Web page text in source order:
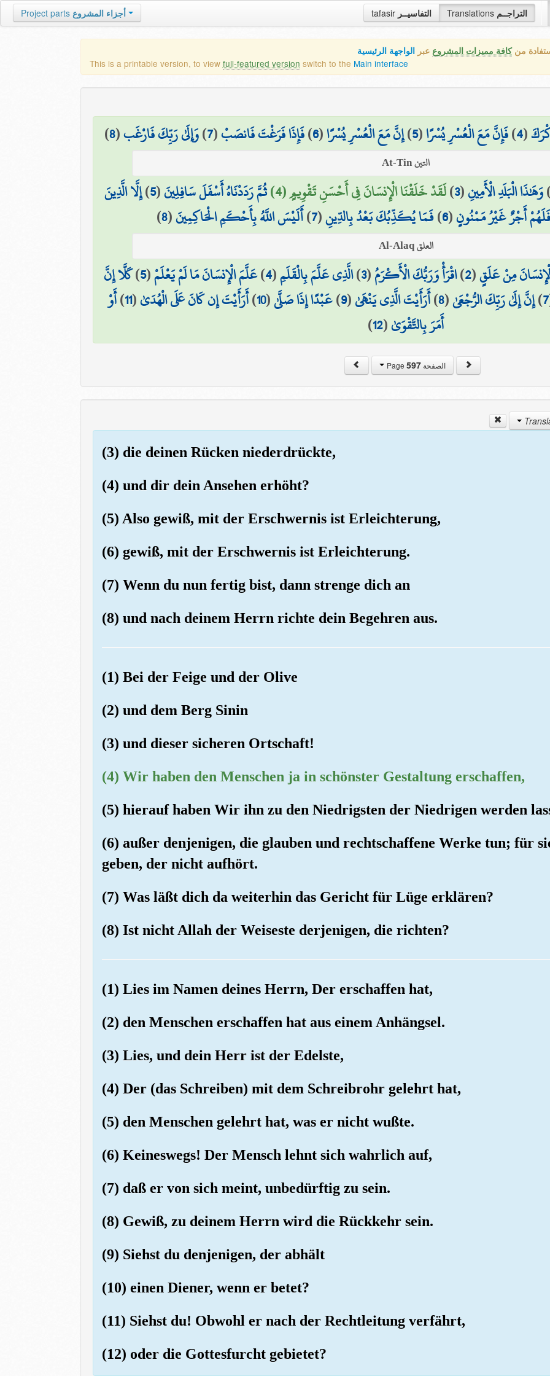
tafasir التفاسيــر Translations التراجــم Project parts أجزاء المشروع
منكافة مميزات المشروع عبر الواجهة الرئيسية
This is a printable version, to view full-featured version switch to the Main interface
(
4
)فَإِنَّ مَعَ الْعُسْرِ يُسْرًا(
5
)إِنَّ مَعَ الْعُسْرِ يُسْرًا(
6
)فَإِذَا فَرَغْتَ فَانصَبْ(
7
)وَإِلَىٰ رَبِّكَ فَارْغَب(
8
)
التين At-Tin
وَهَٰذَا الْبَلَدِ الْأَمِينِ(
3
)لَقَدْ خَلَقْنَا الْإِنسَانَ فِي أَحْسَنِ تَقْوِيمٍ (4) ثُمَّ رَدَدْنَاهُ أَسْفَلَ سَافِلِينَ(
5
)إِلَّا الَّذِينَ
أَجْرٌ غَيْرُ مَمْنُونٍ(
6
)فَمَا يُكَذِّبُكَ بَعْدُ بِالدِّينِ(
7
)أَلَيْسَ اللَّهُ بِأَحْكَمِ الْحَاكِمِينَ(
8
)
العلق Al-Alaq
مِنْ عَلَقٍ(
2
)اقْرَأْ وَرَبُّكَ الْأَكْرَمُ(
3
)الَّذِي عَلَّمَ بِالْقَلَمِ(
4
)عَلَّمَ الْإِنسَانَ مَا لَمْ يَعْلَمْ(
5
)كَلَّا إِنَّ
7
)إِنَّ إِلَىٰ رَبِّكَ الرُّجْعَىٰ(
8
)أَرَأَيْتَ الَّذِي يَنْهَىٰ(
9
)عَبْدًا إِذَا صَلَّىٰ(
10
)أَرَأَيْتَ إِن كَانَ عَلَى الْهُدَىٰ(
11
)أَوْ
أَمَرَ بِالتَّقْوَىٰ(
12
)
الصفحة Page597
(3) die deinen Rücken niederdrückte,
(4) und dir dein Ansehen erhöht?
(5) Also gewiß, mit der Erschwernis ist Erleichterung,
(6) gewiß, mit der Erschwernis ist Erleichterung.
(7) Wenn du nun fertig bist, dann strenge dich an
(8) und nach deinem Herrn richte dein Begehren aus.
(1) Bei der Feige und der Olive
(2) und dem Berg Sinin
(3) und dieser sicheren Ortschaft!
(4) Wir haben den Menschen ja in schönster Gestaltung erschaffen,
(5) hierauf haben Wir ihn zu den Niedrigsten der Niedrigen werden
(6) außer denjenigen, die glauben und rechtschaffene Werke tun; für
geben, der nicht aufhört.
(7) Was läßt dich da weiterhin das Gericht für Lüge erklären?
(8) Ist nicht Allah der Weiseste derjenigen, die richten?
(1) Lies im Namen deines Herrn, Der erschaffen hat,
(2) den Menschen erschaffen hat aus einem Anhängsel.
(3) Lies, und dein Herr ist der Edelste,
(4) Der (das Schreiben) mit dem Schreibrohr gelehrt hat,
(5) den Menschen gelehrt hat, was er nicht wußte.
(6) Keineswegs! Der Mensch lehnt sich wahrlich auf,
(7) daß er von sich meint, unbedürftig zu sein.
(8) Gewiß, zu deinem Herrn wird die Rückkehr sein.
(9) Siehst du denjenigen, der abhält
(10) einen Diener, wenn er betet?
(11) Siehst du! Obwohl er nach der Rechtleitung verfährt,
(12) oder die Gottesfurcht gebietet?